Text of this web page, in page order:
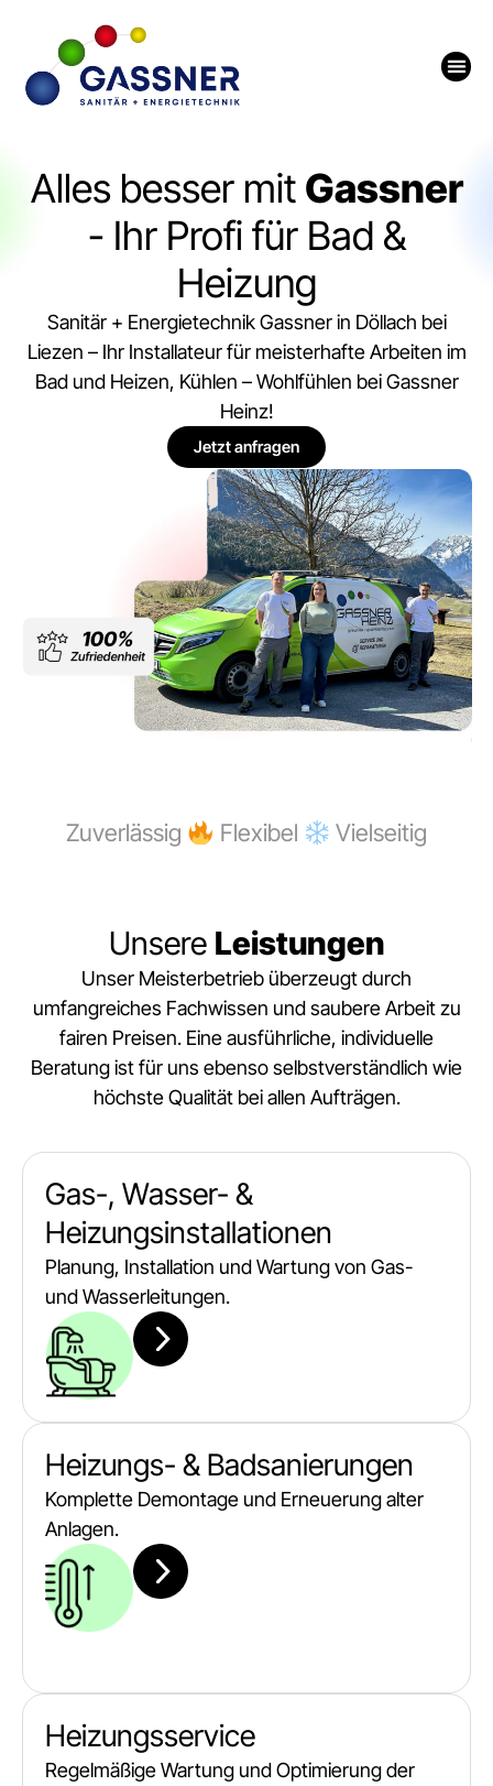
springen
Alles besser mit Gassner
- Ihr Profi für Bad &
Heizung
Sanitär + Energietechnik Gassner in Döllach bei
Liezen – Ihr Installateur für meisterhafte Arbeiten im
Bad und Heizen, Kühlen – Wohlfühlen bei Gassner
Heinz!
Jetzt anfragen
Zuverlässig Flexibel Vielseitig
Unsere Leistungen
Unser Meisterbetrieb überzeugt durch
umfangreiches Fachwissen und saubere Arbeit zu
fairen Preisen. Eine ausführliche, individuelle
Beratung ist für uns ebenso selbstverständlich wie
höchste Qualität bei allen Aufträgen.
Gas-, Wasser- &
Heizungsinstallationen
Planung, Installation und Wartung von Gas-
und Wasserleitungen.
Heizungs- & Badsanierungen​
Komplette Demontage und Erneuerung alter
Anlagen.
Heizungsservice
Regelmäßige Wartung und Optimierung der